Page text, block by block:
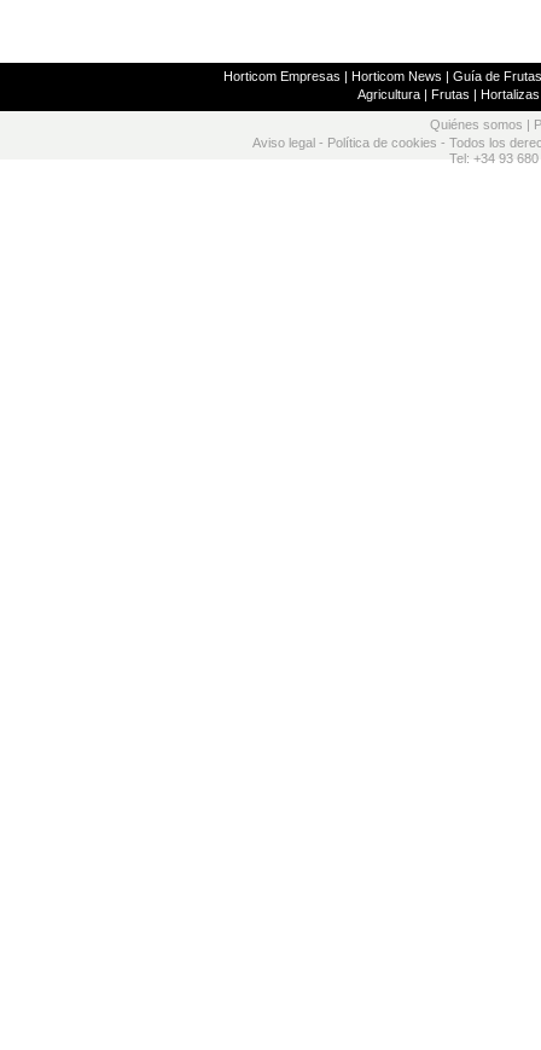
Horticom Empresas | Horticom News | Guía de
Agricultura| Frutas | Hortalizas
Quiénes somos
Aviso legal - Política de cookies - Todos los
Tel: +34 93